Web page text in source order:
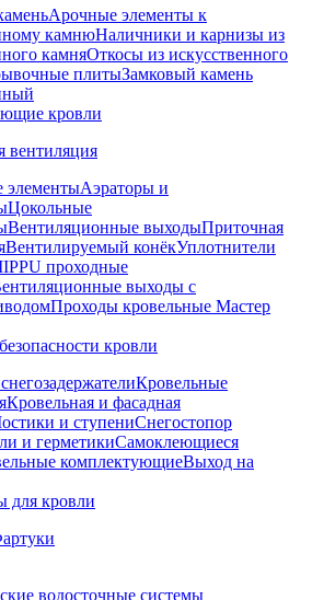
Арочные элементы к
камнюНаличники и карнизы из
камняОткосы из искусственного
плитыЗамковый камень
кровли
вентиляция
элементыАэраторы и
Цокольные
Вентиляционные выходыПриточная
Вентилируемый конёкУплотнители
проходные
выходы с
Проходы кровельные Мастер
кровли
Кровельные
Кровельная и фасадная
и ступениСнегостопор
и герметикиСамоклеющиеся
комплектующиеВыход на
для кровли
водосточные системы